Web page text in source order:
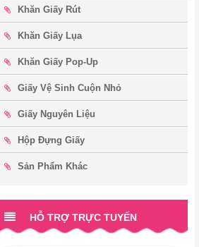
Khăn Giấy Rút
Khăn Giấy Lụa
Khăn Giấy Pop-Up
Giấy Vệ Sinh Cuộn Nhỏ
Giấy Nguyên Liệu
Hộp Đựng Giấy
Sản Phẩm Khác
HỖ TRỢ TRỰC TUYẾN
Toilet Tissue In Vietnam
Lịch Nghỉ Tết Xuân Nhâm Dần -
Thư Chúc Tết Xuân Nhâm Dần
2022
Công Ty Sản Xuất Giấy Vệ Sinh